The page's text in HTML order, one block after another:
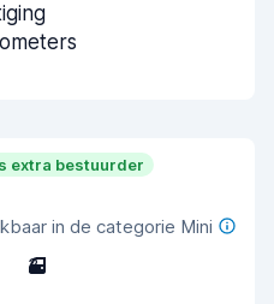
extra bestuurder
in de categorie Mini
3